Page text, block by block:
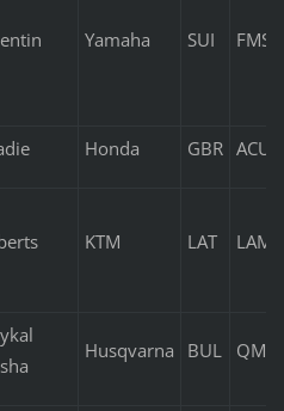
Yamaha SUI FMS
Honda GBR ACU
KTM LAT
Husqvarna BUL